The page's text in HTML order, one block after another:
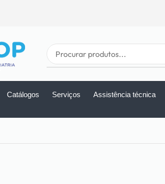
Catálogos Serviços Assistência técnica